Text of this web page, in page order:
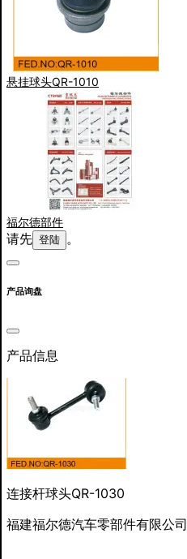
悬挂球头QR-1010
福尔德部件
请先 登陆 。
产品询盘
产品信息
连接杆球头QR-1030
福建福尔德汽车零部件有限公司